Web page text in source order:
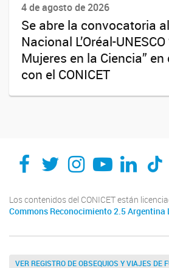
4 de agosto de 2026
Se abre la convocatoria
Nacional L’Oréal-
Mujeres en la Ciencia”
con el CONICET
Los contenidos del CONICET están
Commons Reconocimiento 2.5 Argentina
VER REGISTRO DE OBSEQUIOS Y VIAJES DE